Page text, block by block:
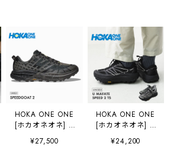
HOKA ONE ONE
[ホカオネオネ] U
SPEEDGOAT 2
[1162710-bhlt] ス
¥27,500
HOKA ONE ONE
[ホカオネオネ] U
MAFATE SPEED 2
TS [1171891] マ
¥24,200